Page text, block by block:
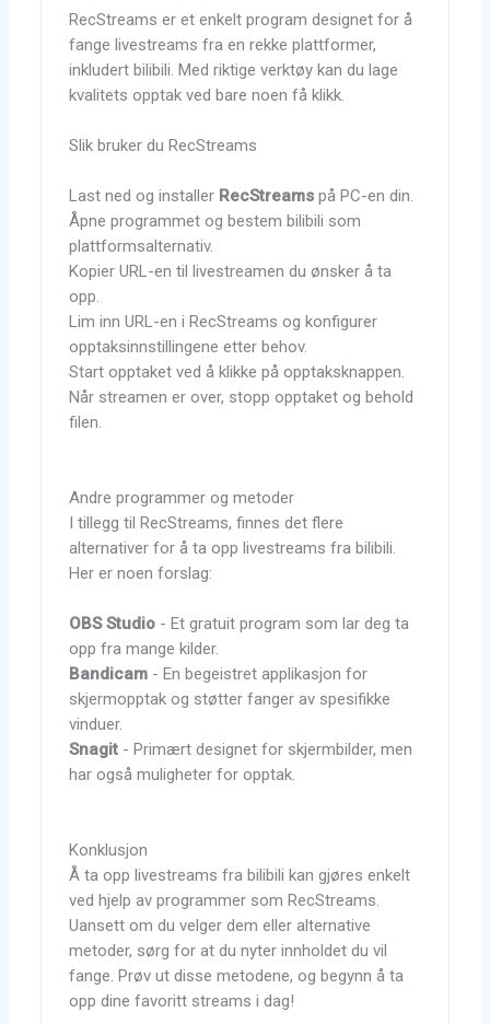
RecStreams er et enkelt program designet for å
fange livestreams fra en rekke plattformer,
inkludert bilibili. Med riktige verktøy kan du lage
kvalitets opptak ved bare noen få klikk.
Slik bruker du RecStreams
Last ned og installer RecStreams på PC-en din.
Åpne programmet og bestem bilibili som
plattformsalternativ.
Kopier URL-en til livestreamen du ønsker å ta
opp.
Lim inn URL-en i RecStreams og konfigurer
opptaksinnstillingene etter behov.
Start opptaket ved å klikke på opptaksknappen.
Når streamen er over, stopp opptaket og behold
filen.
Andre programmer og metoder
I tillegg til RecStreams, finnes det flere
alternativer for å ta opp livestreams fra bilibili.
Her er noen forslag:
OBS Studio - Et gratuit program som lar deg ta
opp fra mange kilder.
Bandicam - En begeistret applikasjon for
skjermopptak og støtter fanger av spesifikke
vinduer.
Snagit - Primært designet for skjermbilder, men
har også muligheter for opptak.
Konklusjon
Å ta opp livestreams fra bilibili kan gjøres enkelt
ved hjelp av programmer som RecStreams.
Uansett om du velger dem eller alternative
metoder, sørg for at du nyter innholdet du vil
fange. Prøv ut disse metodene, og begynn å ta
opp dine favoritt streams i dag!